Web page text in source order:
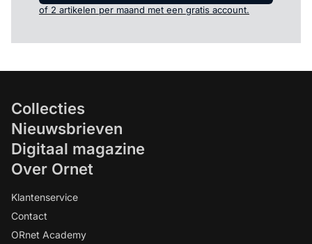
of 2 artikelen per maand met een gratis account.
Collecties
Nieuwsbrieven
Digitaal magazine
Over Ornet
Klantenservice
Contact
ORnet Academy